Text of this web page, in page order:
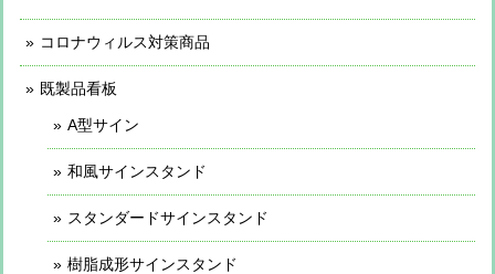
コロナウィルス対策商品
既製品看板
A型サイン
和風サインスタンド
スタンダードサインスタンド
樹脂成形サインスタンド